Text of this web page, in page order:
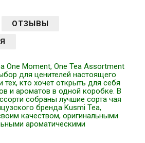
ОТЗЫВЫ
One Moment, One Tea Assortment
для ценителей настоящего
тех, кто хочет открыть для себя
и ароматов в одной коробке. В
собраны лучшие сорта чая
бренда Kusmi Tea,
качеством, оригинальными
ароматическими